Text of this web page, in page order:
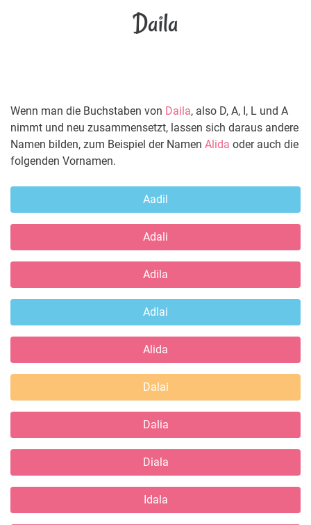
Daila
Wenn man die Buchstaben von Daila, also D, A, I, L und A
nimmt und neu zusammensetzt, lassen sich daraus andere
Namen bilden, zum Beispiel der Namen Alida oder auch die
folgenden Vornamen.
Aadil
Adali
Adila
Adlai
Alida
Dalai
Dalia
Diala
Idala